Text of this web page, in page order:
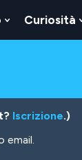
Show
Submenu
Curiosità
Iscrizione.)
email.